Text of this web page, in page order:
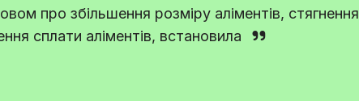
про збільшення розміру аліментів, стягнення
сплати аліментів, встановила